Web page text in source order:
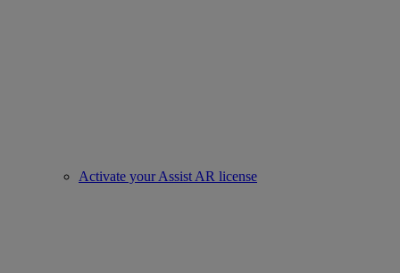
Activate your Assist AR license